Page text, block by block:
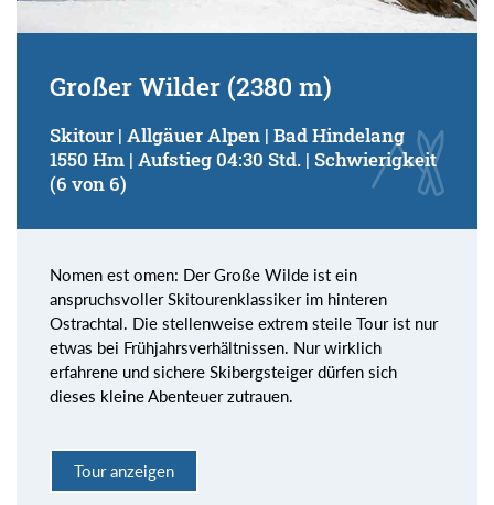
Großer Wilder (2380 m)
Skitour | Allgäuer Alpen | Bad Hindelang
1550 Hm | Aufstieg 04:30 Std. | Schwierigkeit
(6 von 6)
Nomen est omen: Der Große Wilde ist ein
anspruchsvoller Skitourenklassiker im hinteren
Ostrachtal. Die stellenweise extrem steile Tour ist nur
etwas bei Frühjahrsverhältnissen. Nur wirklich
erfahrene und sichere Skibergsteiger dürfen sich
dieses kleine Abenteuer zutrauen.
Tour anzeigen